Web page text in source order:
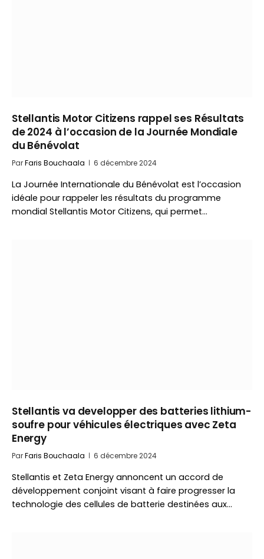
Stellantis Motor Citizens rappel ses Résultats
de 2024 à l’occasion de la Journée Mondiale
du Bénévolat
ParFaris Bouchaala 6 décembre 2024
La Journée Internationale du Bénévolat est l’occasion
idéale pour rappeler les résultats du programme
mondial Stellantis Motor Citizens, qui permet…
Stellantis va developper des batteries lithium-
soufre pour véhicules électriques avec Zeta
Energy
ParFaris Bouchaala 6 décembre 2024
Stellantis et Zeta Energy annoncent un accord de
développement conjoint visant à faire progresser la
technologie des cellules de batterie destinées aux…